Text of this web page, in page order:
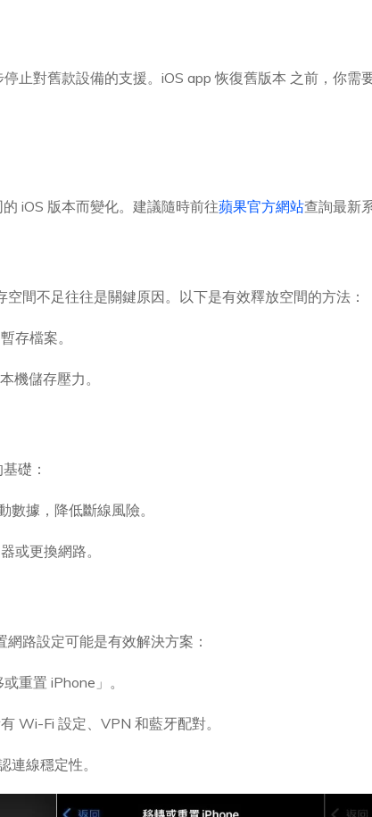
止對舊款設備的支援。iOS app 恢復舊版本 之前，你需
iOS 版本而變化。建議隨時前往蘋果官方網站查詢最新
間不足往往是關鍵原因。以下是有效釋放空間的方法：
存檔案。
機儲存壓力。
礎：
數據，降低斷線風險。
或更換網路。
路設定可能是有效解決方案：
重置 iPhone」。
Wi-Fi 設定、VPN 和藍牙配對。
連線穩定性。